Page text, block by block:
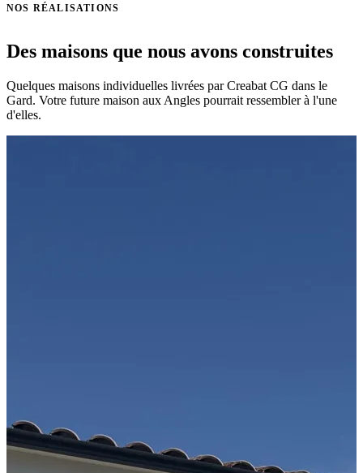
NOS RÉALISATIONS
Des maisons que nous avons construites
Quelques maisons individuelles livrées par Creabat CG dans le
Gard. Votre future maison aux Angles pourrait ressembler à l'une
d'elles.